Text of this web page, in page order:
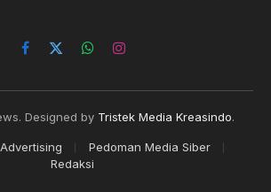
Facebook
X
WhatsAppInstagram
Designed by Tristek Media Kreasindo.
Advertising
Pedoman Media Siber
Redaksi